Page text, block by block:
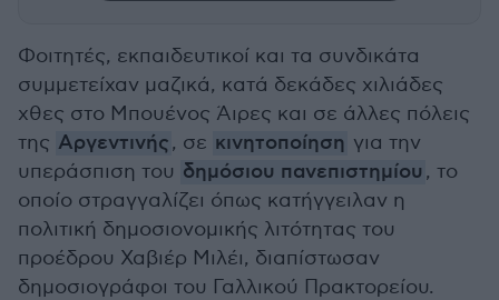
Φοιτητές, εκπαιδευτικοί και τα συνδικάτα
συμμετείχαν μαζικά, κατά δεκάδες χιλιάδες
χθες στο Μπουένος Άιρες και σε άλλες πόλεις
της Αργεντινής, σε κινητοποίηση για την
υπεράσπιση του δημόσιου πανεπιστημίου , το
οποίο στραγγαλίζει όπως κατήγγειλαν η
πολιτική δημοσιονομικής λιτότητας του
προέδρου Χαβιέρ Μιλέι, διαπίστωσαν
δημοσιογράφοι του Γαλλικού Πρακτορείου.